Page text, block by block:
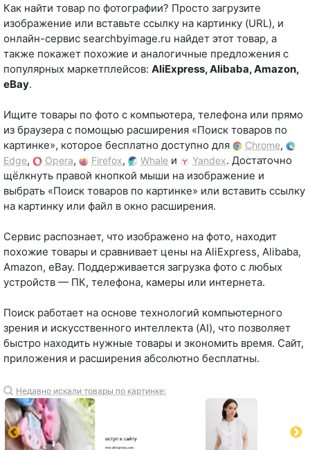
Как найти товар по фотографии? Просто загрузите
изображение или вставьте ссылку на картинку (URL), и
онлайн-сервис searchbyimage.ru найдет этот товар, а
также покажет похожие и аналогичные предложения с
популярных маркетплейсов: AliExpress, Alibaba, Amazon,
eBay.
Ищите товары по фото с компьютера, телефона или прямо
из браузера с помощью расширения «Поиск товаров по
картинке», которое бесплатно доступно для
Chrome,
Edge, Opera, Firefox, Whale и Yandex. Достаточно
щёлкнуть правой кнопкой мыши на изображение и
выбрать «Поиск товаров по картинке» или вставить ссылку
на картинку или файл в окно расширения.
Сервис распознает, что изображено на фото, находит
похожие товары и сравнивает цены на AliExpress, Alibaba,
Amazon, eBay. Поддерживается загрузка фото с любых
устройств — ПК, телефона, камеры или интернета.
Поиск работает на основе технологий компьютерного
зрения и искусственного интеллекта (AI), что позволяет
быстро находить нужные товары и экономить время. Сайт,
приложения и расширения абсолютно бесплатны.
Недавно искали товары по картинке: